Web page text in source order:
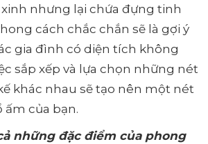
nhưng lại chứa đựng tinh
cách chắc chắn sẽ là gợi ý
gia đình có diện tích không
sắp xếp và lựa chọn những nét
khác nhau sẽ tạo nên một nét
ấm của bạn.
những đặc điểm của phong